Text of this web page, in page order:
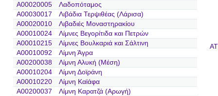
A00020005
Λαδοπόταμος
A00030017
Λιβάδια Τερψιθέας (Λάρισα)
A00020010
Λιβαδιές Μοναστηρακίου
A00010024
Λίμνες Βεγορίτιδα και Πετρών
A00010215
Λίμνες Βουλκαριά και Σάλτινη
A00010092
Λίμνη Άγρα
A00200038
Λίμνη Αλυκή (Μέση)
A00010204
Λίμνη Δοϊράνη
A00010220
Λίμνη Καϊάφα
A00200037
Λίμνη Καρατζά (Αρωγή)